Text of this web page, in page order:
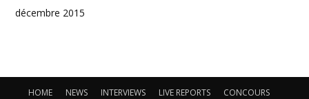
décembre 2015
HOME NEWS INTERVIEWS LIVE REPORTS CONCOURS